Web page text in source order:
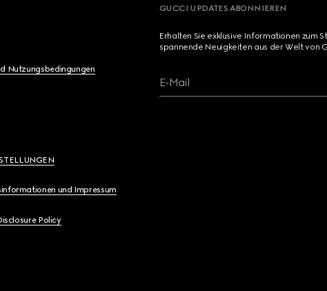
Nutzungsbedingungen
und Impressum
Policy
GUCCI UPDATES ABONNIEREN
Erhalten Sie exklusive Informationen zum
spannende Neuigkeiten aus der Welt von
E-Mail